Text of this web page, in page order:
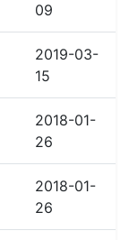
09
2019-03-
15
2018-01-
26
2018-01-
26